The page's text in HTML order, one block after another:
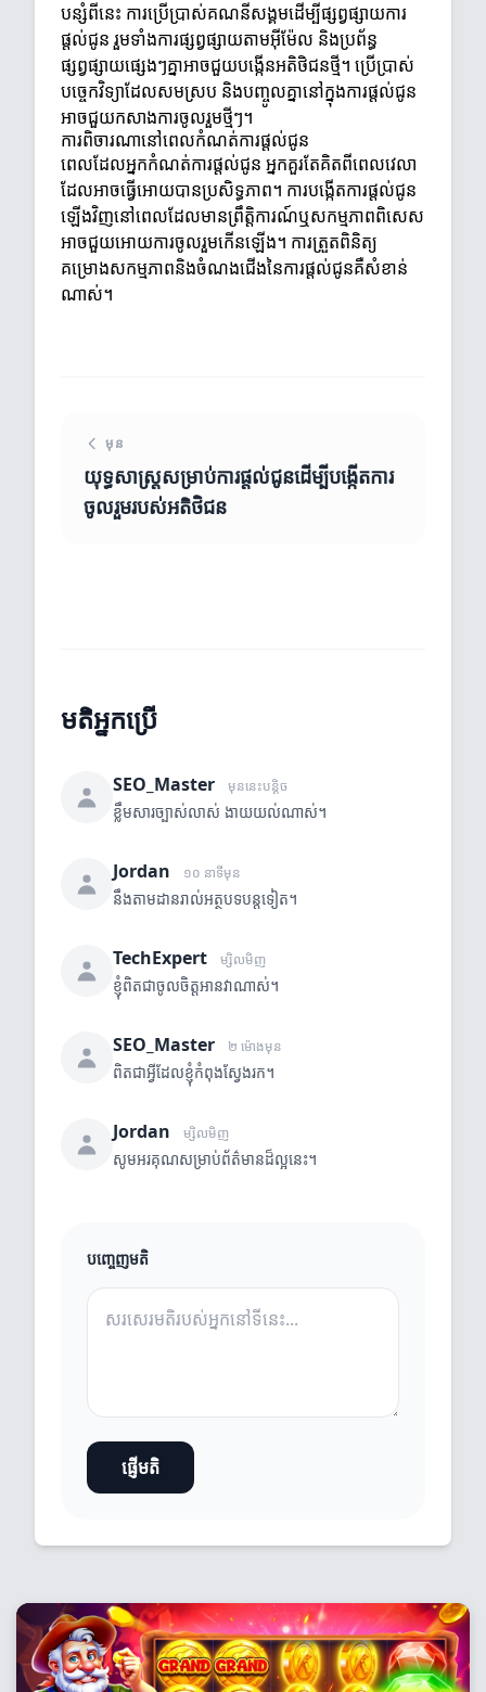
បន្សំពីនេះ ការប្រើប្រាស់គណនីសង្គមដើម្បីផ្សព្វផ្សាយការ
ផ្តល់ជូន រួមទាំងការផ្សព្វផ្សាយតាមអ៊ីម៉ែល និងប្រព័ន្ធ
ផ្សព្វផ្សាយផ្សេងៗគ្នាអាចជួយបង្កើនអតិថិជនថ្មី។ ប្រើប្រាស់
បច្ចេកវិទ្យាដែលសមស្រប និងបញ្ចូលគ្នានៅក្នុងការផ្តល់ជូន
អាចជួយកសាងការចូលរួមថ្មីៗ។
ការពិចារណានៅពេលកំណត់ការផ្តល់ជូន
ពេលដែលអ្នកកំណត់ការផ្តល់ជូន អ្នកគួរតែគិតពីពេលវេលា
ដែលអាចធ្វើអោយបានប្រសិទ្ធភាព។ ការបង្កើតការផ្តល់ជូន
ឡើងវិញនៅពេលដែលមានព្រឹត្តិការណ៍ឬសកម្មភាពពិសេស
អាចជួយអោយការចូលរួមកើនឡើង។ ការត្រួតពិនិត្យ
គម្រោងសកម្មភាពនិងចំណងជើងនៃការផ្តល់ជូនគឺសំខាន់
ណាស់។
មុន
យុទ្ធសាស្ត្រសម្រាប់ការផ្តល់ជូនដើម្បីបង្កើតការ
ចូលរួមរបស់អតិថិជន
មតិអ្នកប្រើ
SEO_Master មុននេះបន្តិច
ខ្លឹមសារច្បាស់លាស់ ងាយយល់ណាស់។
Jordan ១០ នាទីមុន
នឹងតាមដានរាល់អត្ថបទបន្តទៀត។
TechExpert ម្សិលមិញ
ខ្ញុំពិតជាចូលចិត្តអានវាណាស់។
SEO_Master ២ ម៉ោងមុន
ពិតជាអ្វីដែលខ្ញុំកំពុងស្វែងរក។
Jordan ម្សិលមិញ
សូមអរគុណសម្រាប់ព័ត៌មានដ៏ល្អនេះ។
បញ្ចេញមតិ
ផ្ញើមតិ